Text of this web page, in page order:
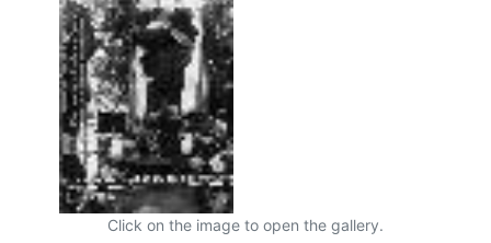
Click on the image to open the gallery.